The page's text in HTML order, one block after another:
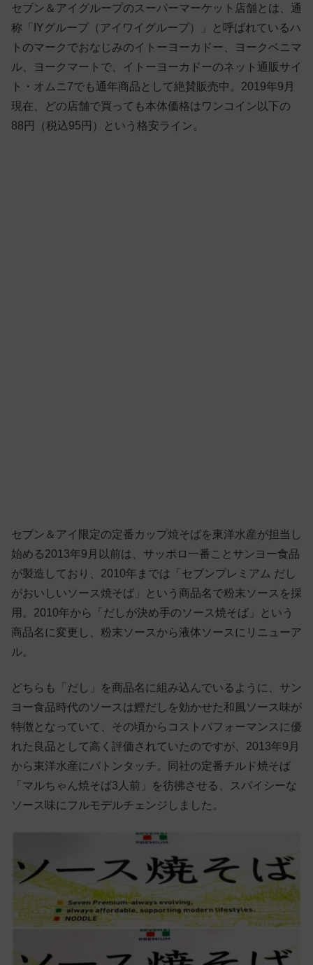
セブン＆アイグループのスーパーマーケット店舗とは、通
称「IYグループ（アイワイグループ）」と呼ばれているハ
トのマークでおなじみのイトーヨーカドー、ヨークベニマ
ル、ヨークマートで、イトーヨーカドーのネット通販サイ
ト・オムニ7でも通年商品として絶賛販売中。2019年9月
現在、どの店舗で買っても本体価格はワンコイン以下の
88円（税込95円）という格安ライン。
セブン＆アイ限定の定番カップ焼そばを東洋水産が担当し
始める2013年9月以前は、サッポロ一番ことサンヨー食品
が製造しており、2010年までは「セブンプレミアム だし
がおいしいソース焼そば」という商品名で粉末ソースを採
用。2010年から「だしが決め手のソース焼そば」という
商品名に変更し、粉末ソースから液体ソースにリニューア
ル。
どちらも「だし」を商品名に組み込んでいるように、サン
ヨー食品時代のソースは鰹だしを効かせた和風ソース味が
特徴となっていて、その頃からコストパフォーマンスに優
れた良品として高く評価されていたのですが、2013年9月
から東洋水産にバトンタッチ。同社の定番チルド焼そば
「マルちゃん焼そば3人前」を彷彿させる、スパイシーな
ソース味にフルモデルチェンジしました。